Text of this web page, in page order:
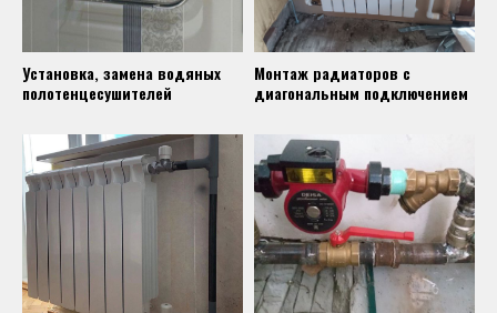
Установка, замена водяных
полотенцесушителей
Монтаж радиаторов с
диагональным подключением